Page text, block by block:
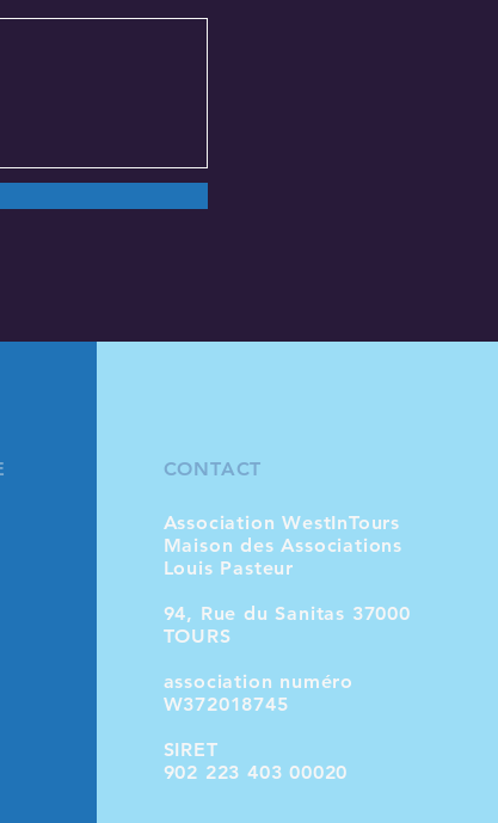
CONTACT
Association WestInTours
Maison des Associations
Louis Pasteur
94, Rue du Sanitas 37000
TOURS
association numéro
W372018745
SIRET
902 223 403 00020